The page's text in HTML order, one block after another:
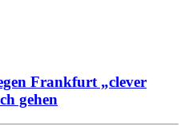
Frankfurt „clever
gehen